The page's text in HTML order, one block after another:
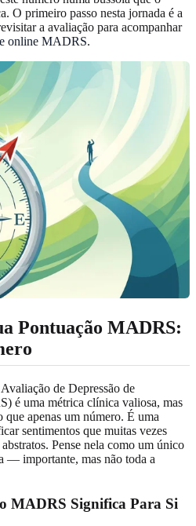
O primeiro passo nesta jornada é a
a avaliação para acompanhar
online MADRS.
Pontuação MADRS:
de Depressão de
é uma métrica clínica valiosa, mas
que apenas um número. É uma
sentimentos que muitas vezes
Pense nela como um único
— importante, mas não toda a
MADRS Significa Para Si